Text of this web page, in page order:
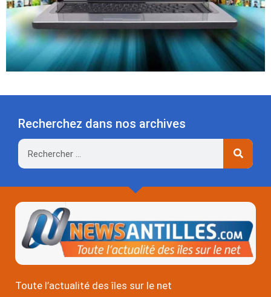
Recherchez dans nos archives
Rechercher
Toute l’actualité des îles sur le net